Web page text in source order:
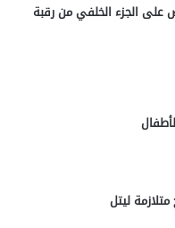
على الجزء الخلفي من رقبة
ليتل